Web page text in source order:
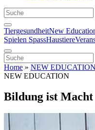
TiergesundheitNew
Spielen SpassHaustiere
Home » NEW EDUCATION
NEW EDUCATION
Bildung ist Macht